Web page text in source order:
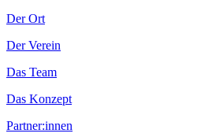
Der Ort
Der Verein
Das Team
Das Konzept
Partner:innen